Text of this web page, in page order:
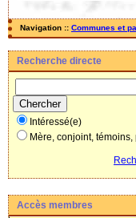
Navigation :: Communes et
Recherche directe
Intéressé(e)
Mère, conjoint, témoins,
Accès membres